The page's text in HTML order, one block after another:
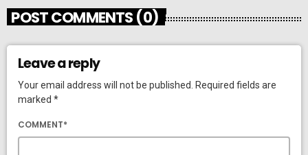
POST COMMENTS (0)
Leave a reply
Your email address will not be published. Required fields are
marked *
COMMENT*